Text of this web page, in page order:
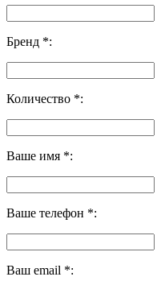
Бренд *:
Количество *:
Ваше имя *:
Ваше телефон *:
Ваш email *: